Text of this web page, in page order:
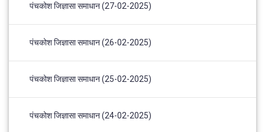
पंचकोश जिज्ञासा समाधान (27-02-2025)
पंचकोश जिज्ञासा समाधान (26-02-2025)
पंचकोश जिज्ञासा समाधान (25-02-2025)
पंचकोश जिज्ञासा समाधान (24-02-2025)